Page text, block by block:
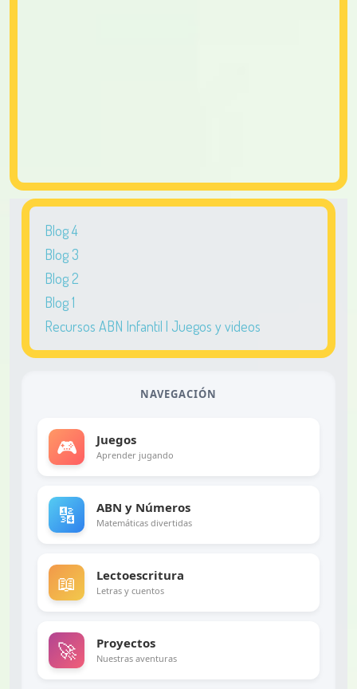
Blog 4
Blog 3
Blog 2
Blog 1
Recursos ABN Infantil | Juegos y videos
NAVEGACIÓN
🎮 Juegos
Aprender jugando
🔢 ABN y Números
Matemáticas divertidas
📖 Lectoescritura
Letras y cuentos
🚀 Proyectos
Nuestras aventuras